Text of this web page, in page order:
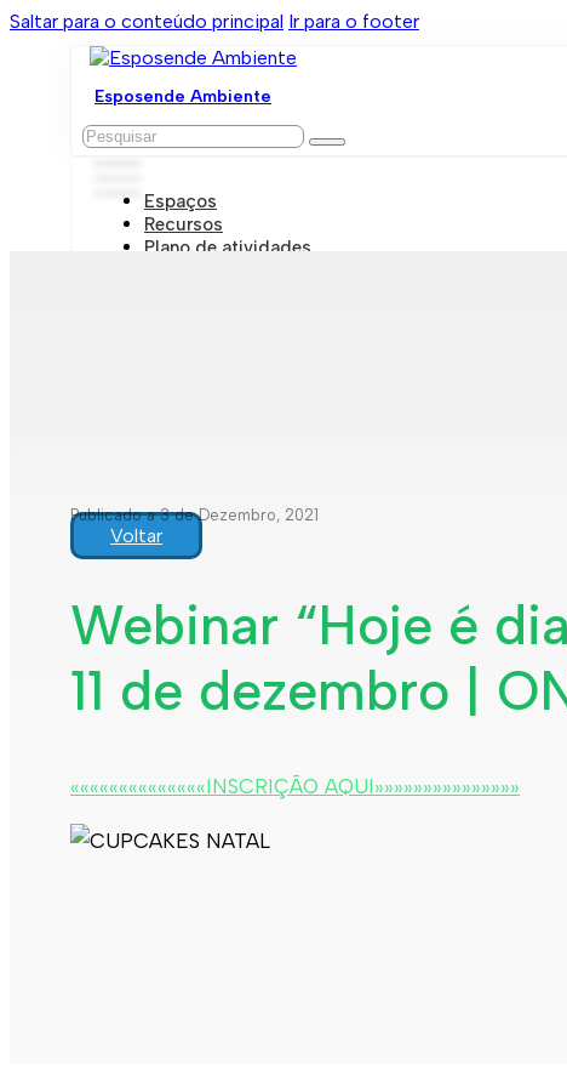
Saltar para o conteúdo principal Ir para o footer
Esposende Ambiente
Pesquisar
Espaços
Recursos
Plano de atividades
Publicado a 3 de Dezembro, 2021
Voltar
Webinar “Hoje é
11 de dezembro |
««««««««««««««INSCRIÇÃO AQUI»»»»»»»»»»»»»»»